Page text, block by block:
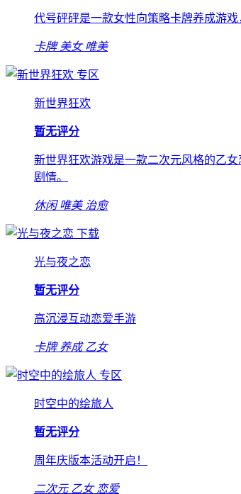
代号砰砰是一款女性向策略卡牌养成游
卡牌 美女 唯美
专区
新世界狂欢
暂无评分
新世界狂欢游戏是一款二次元风格的乙
剧情。
休闲 唯美 治愈
下载
光与夜之恋
暂无评分
高沉浸互动恋爱手游
卡牌 养成 乙女
专区
时空中的绘旅人
暂无评分
周年庆版本活动开启！
二次元 乙女 恋爱